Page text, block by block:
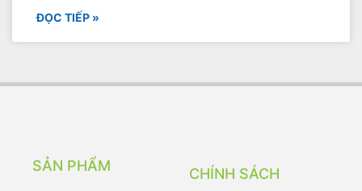
ĐỌC TIẾP »
SẢN PHẨM CHÍNH SÁCH